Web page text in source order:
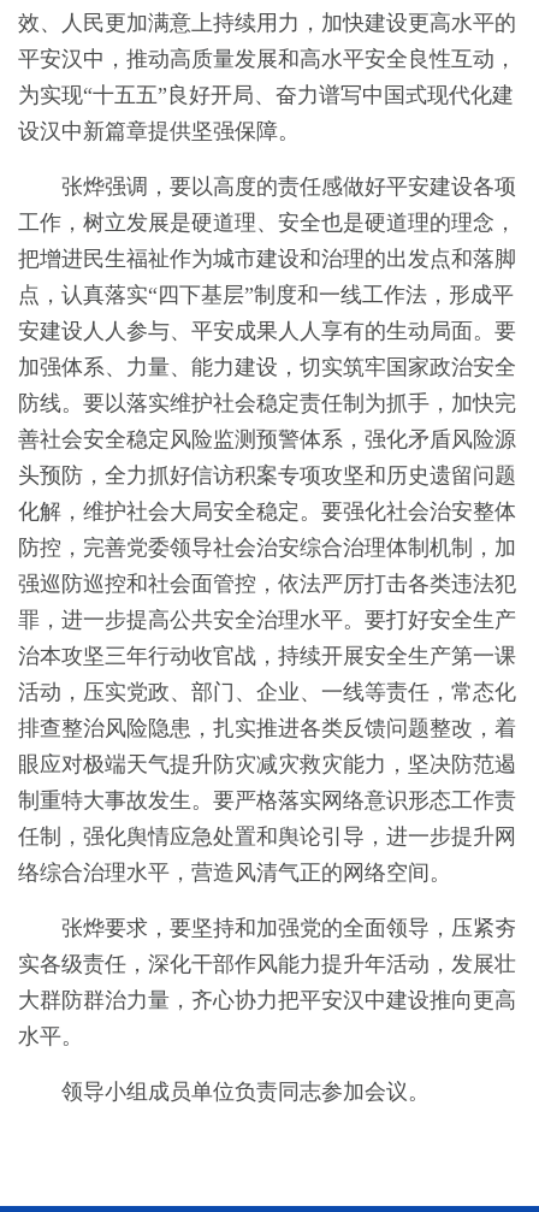
效、人民更加满意上持续用力，加快建设更高水平的
平安汉中，推动高质量发展和高水平安全良性互动，
为实现“十五五”良好开局、奋力谱写中国式现代化建
设汉中新篇章提供坚强保障。
张烨强调，要以高度的责任感做好平安建设各项
工作，树立发展是硬道理、安全也是硬道理的理念，
把增进民生福祉作为城市建设和治理的出发点和落脚
点，认真落实“四下基层”制度和一线工作法，形成平
安建设人人参与、平安成果人人享有的生动局面。要
加强体系、力量、能力建设，切实筑牢国家政治安全
防线。要以落实维护社会稳定责任制为抓手，加快完
善社会安全稳定风险监测预警体系，强化矛盾风险源
头预防，全力抓好信访积案专项攻坚和历史遗留问题
化解，维护社会大局安全稳定。要强化社会治安整体
防控，完善党委领导社会治安综合治理体制机制，加
强巡防巡控和社会面管控，依法严厉打击各类违法犯
罪，进一步提高公共安全治理水平。要打好安全生产
治本攻坚三年行动收官战，持续开展安全生产第一课
活动，压实党政、部门、企业、一线等责任，常态化
排查整治风险隐患，扎实推进各类反馈问题整改，着
眼应对极端天气提升防灾减灾救灾能力，坚决防范遏
制重特大事故发生。要严格落实网络意识形态工作责
任制，强化舆情应急处置和舆论引导，进一步提升网
络综合治理水平，营造风清气正的网络空间。
张烨要求，要坚持和加强党的全面领导，压紧夯
实各级责任，深化干部作风能力提升年活动，发展壮
大群防群治力量，齐心协力把平安汉中建设推向更高
水平。
领导小组成员单位负责同志参加会议。